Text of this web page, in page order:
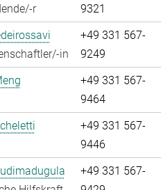
r
9321
in
+49 331 567-
9249
+49 331 567-
9464
+49 331 567-
9446
+49 331 567-